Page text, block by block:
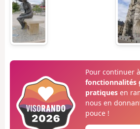
Pour continuer
fonctionnalités
pratiquesen
nous en
pouce !